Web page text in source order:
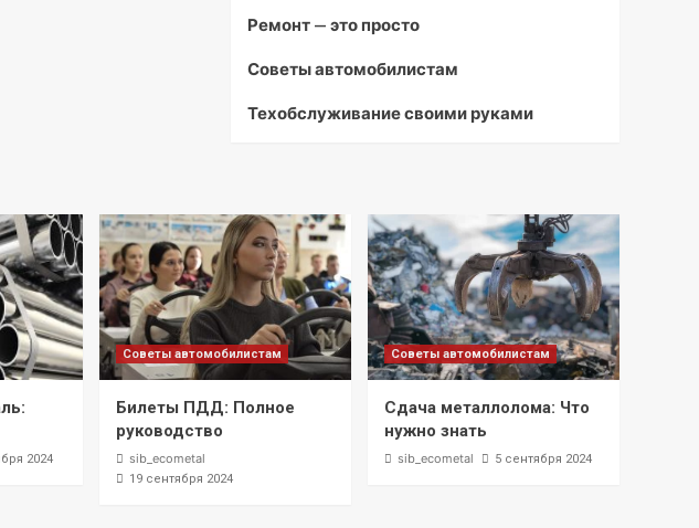
Ремонт — это просто
Советы автомобилистам
Техобслуживание своими руками
2024
Советы автомобилистам
Билеты ПДД: Полное
руководство
sib_ecometal
19 сентября 2024
Советы автомобилистам
Сдача металлолома: Что
нужно знать
sib_ecometal 5 сентября 2024